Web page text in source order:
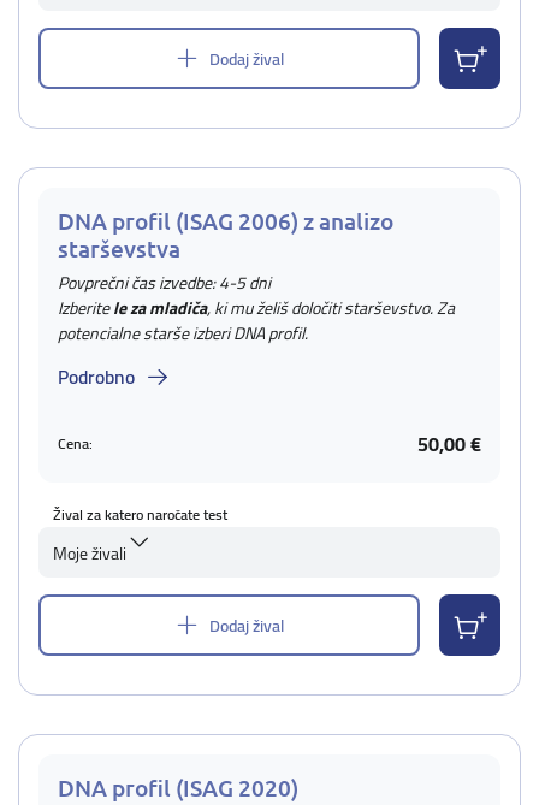
Dodaj žival
DNA profil (ISAG 2006) z analizo
starševstva
Povprečni čas izvedbe: 4-5 dni
Izberitele za mladiča, ki mu želiš določiti starševstvo. Za
potencialne starše izberi DNA profil.
Podrobno
Cena: 50,00 €
Žival za katero naročate test
Moje živali
Dodaj žival
DNA profil (ISAG 2020)